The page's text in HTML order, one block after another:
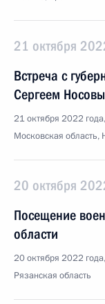
21 октября
Встреча с
Сергеем
21 октября 2022
Московская область,
20 октября
Посещение
области
20 октября 2022
Рязанская область